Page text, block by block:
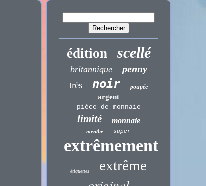
édition scellé
britannique penny
très noir poupée
argent
pièce de monnaie
limité monnaie
menthe super
extrêmement
étiquettes extrême